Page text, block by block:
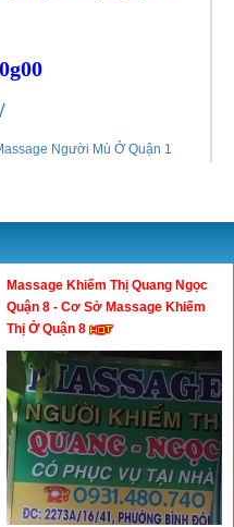
Người Mù Ở Quận 1
Massage Khiếm Thị Quang Ngọc
Quận 8 - Cơ Sở Massage Khiếm
Thị Ở Quận 8